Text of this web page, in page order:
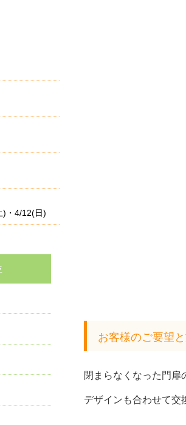
お客様のご要望
閉まらなくなった門扉
デザインも合わせて交
)・4/12(日)